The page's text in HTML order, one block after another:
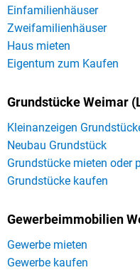
Einfamilienhäuser
Zweifamilienhäuser
Haus mieten
Eigentum zum Kaufen
Grundstücke Weimar
Kleinanzeigen
Neubau Grundstück
Grundstücke mieten oder
Grundstücke kaufen
Gewerbeimmobilien
Gewerbe mieten
Gewerbe kaufen